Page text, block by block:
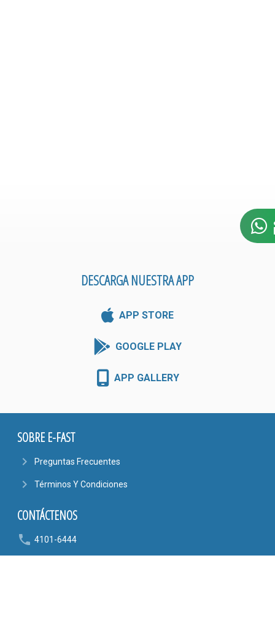
DESCARGA NUESTRA APP
APP STORE
GOOGLE PLAY
APP GALLERY
SOBRE E-FAST
navigate_next Preguntas Frecuentes
navigate_next Términos Y Condiciones
CONTÁCTENOS
phone 4101-6444